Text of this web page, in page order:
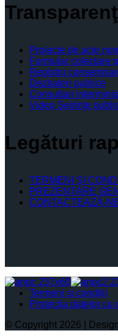
Proiecte de acte
Formular colectare
Registru
Dezbateri publice
Consultari
Video Şedinţe
Legături
TERMENI ŞI
PREZENTARE
CONTACTEAZĂ-
Termeni și condiții
Protectia datelor cu
© Copyright 2026 |